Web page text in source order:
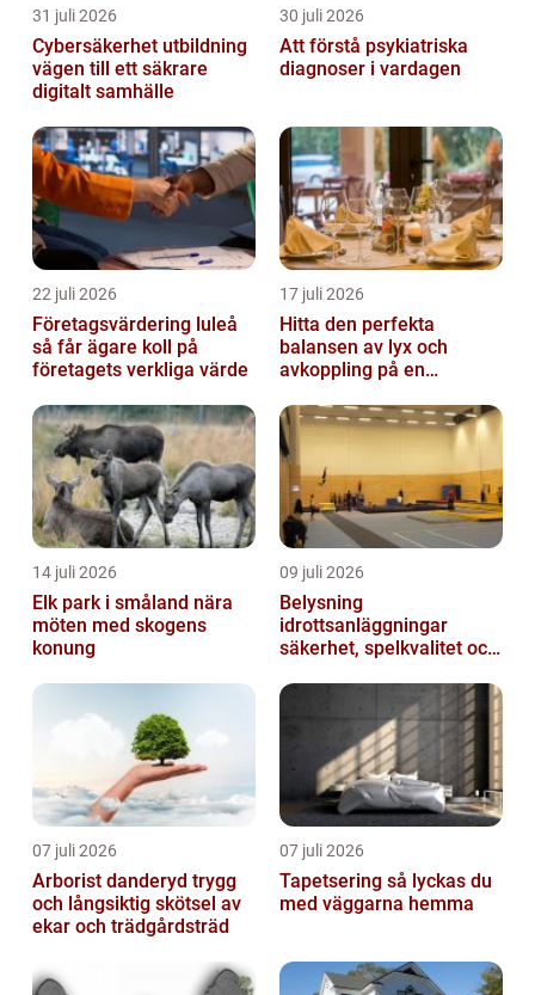
31 juli 2026
Cybersäkerhet utbildning
vägen till ett säkrare
digitalt samhälle
30 juli 2026
Att förstå psykiatriska
diagnoser i vardagen
22 juli 2026
Företagsvärdering luleå
så får ägare koll på
företagets verkliga värde
17 juli 2026
Hitta den perfekta
balansen av lyx och
avkoppling på en
Östermalm
14 juli 2026
Elk park i småland nära
möten med skogens
konung
09 juli 2026
Belysning
idrottsanläggningar
säkerhet, spelkvalitet och
07 juli 2026
Arborist danderyd trygg
och långsiktig skötsel av
ekar och trädgårdsträd
07 juli 2026
Tapetsering så lyckas du
med väggarna hemma